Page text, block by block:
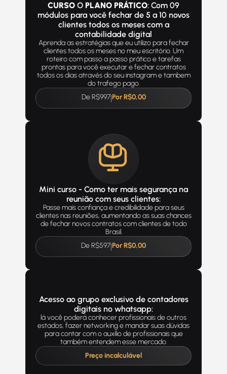
CURSO O PLANO PRÁTICO: Com 09
módulos para você fechar de 5 a 10 novos
clientes todos os meses com a
contabilidade digital
Aprenda as estratégias que eu utilizo para fechar
clientes todos os meses no meu escritório. Um
roteiro com passo a passo prático e tarefas
prontas para você executar e fechar contratos
todos os dias através do seu instagram e tambem
do trafego pago.
De R$997|Por R$0,00
Mini curso - Como ter mais segurança na
reunião com seus clientes:
Passe mais confiança e credibilidade para seus
clientes nas reuniões, aumentando as suas chances
de fechar novos contratos com clientes de todo
Brasil.
De R$597|Por R$0,00
Acesso ao grupo exclusivo de contadores
digitais no whatsapp:
lá você poderá conhecer profissionais de outros
estados, fazer networking e mandar suas dúvidas
para contar com o auxílio de profissionais que
também entendem esse mercado.
Preço incalculável